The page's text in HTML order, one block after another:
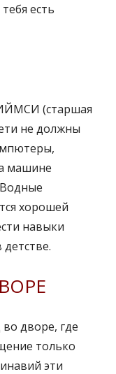
есть
(старшая
не должны
машине
хорошей
навыки
дворе, где
только
эти